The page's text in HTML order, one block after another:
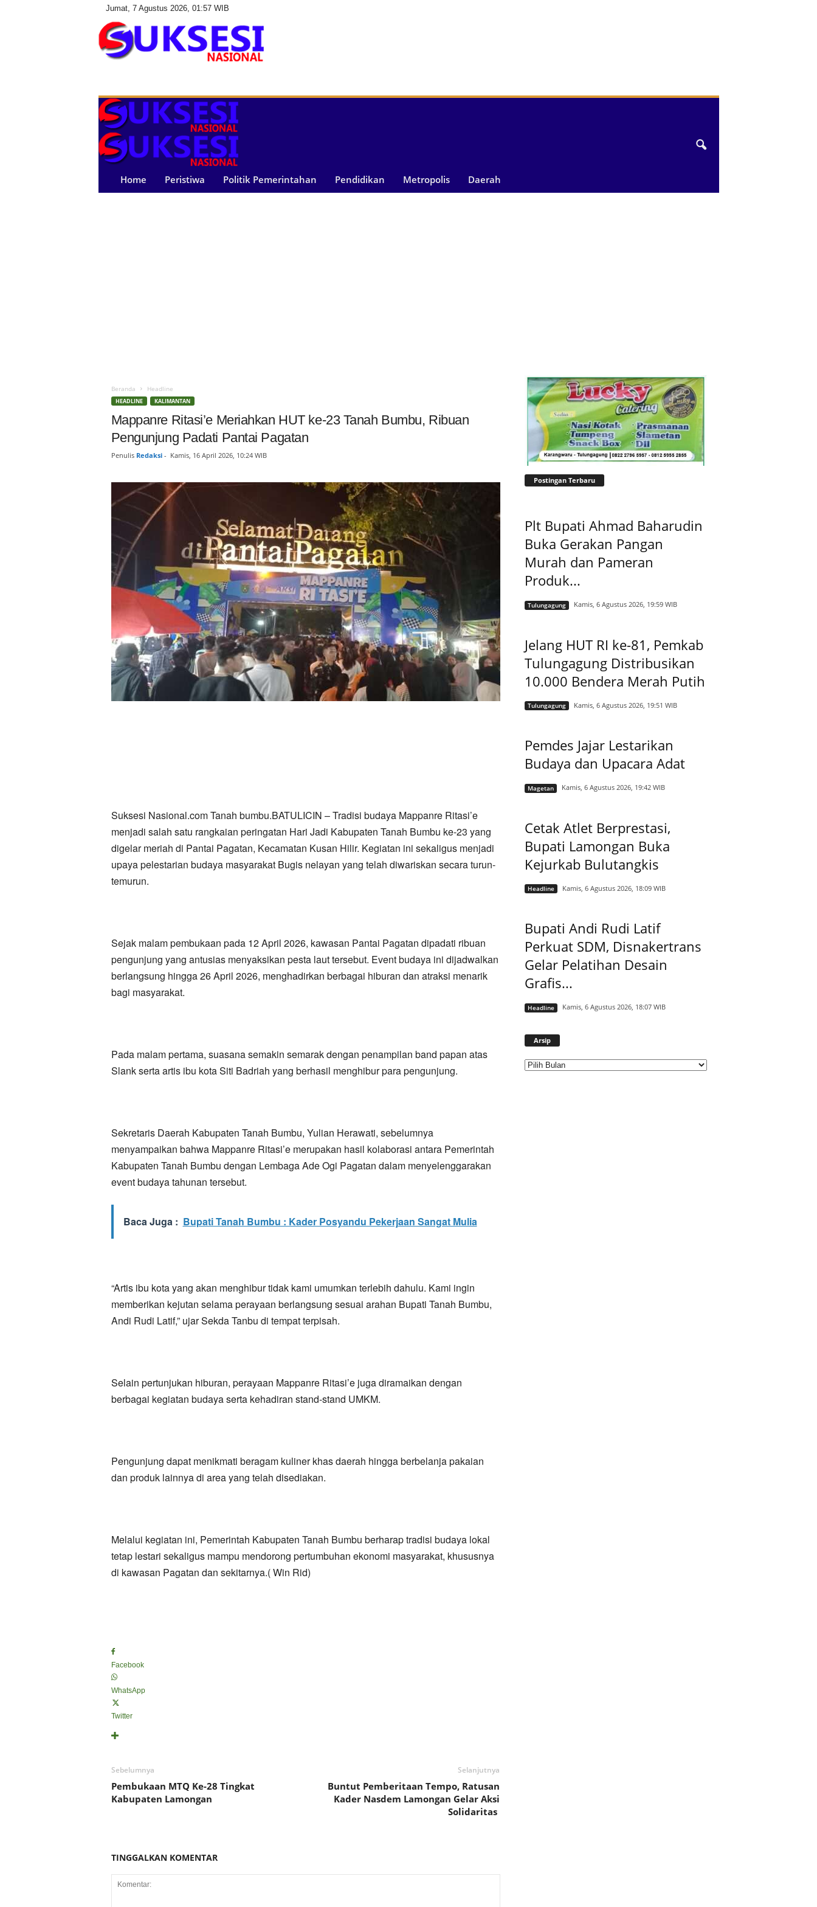
Jumat, 7 Agustus 2026, 01:57 WIB
s
e
i
N
i
Home Peristiwa Politik Pemerintahan Pendidikan Metropolis Daerah
Beranda Headline
HEADLINE KALIMANTAN
Mappanre Ritasi’e Meriahkan HUT ke-23 Tanah Bumbu, Ribuan
Pengunjung Padati Pantai Pagatan
Penulis Redaksi- Kamis, 16 April 2026, 10:24 WIB
Suksesi Nasional.com Tanah bumbu.BATULICIN – Tradisi budaya Mappanre Ritasi’e
menjadi salah satu rangkaian peringatan Hari Jadi Kabupaten Tanah Bumbu ke-23 yang
digelar meriah di Pantai Pagatan, Kecamatan Kusan Hilir. Kegiatan ini sekaligus menjadi
upaya pelestarian budaya masyarakat Bugis nelayan yang telah diwariskan secara turun-
temurun.
Sejak malam pembukaan pada 12 April 2026, kawasan Pantai Pagatan dipadati ribuan
pengunjung yang antusias menyaksikan pesta laut tersebut. Event budaya ini dijadwalkan
berlangsung hingga 26 April 2026, menghadirkan berbagai hiburan dan atraksi menarik
bagi masyarakat.
Pada malam pertama, suasana semakin semarak dengan penampilan band papan atas
Slank serta artis ibu kota Siti Badriah yang berhasil menghibur para pengunjung.
Sekretaris Daerah Kabupaten Tanah Bumbu, Yulian Herawati, sebelumnya
menyampaikan bahwa Mappanre Ritasi’e merupakan hasil kolaborasi antara Pemerintah
Kabupaten Tanah Bumbu dengan Lembaga Ade Ogi Pagatan dalam menyelenggarakan
event budaya tahunan tersebut.
Baca Juga : Bupati Tanah Bumbu : Kader Posyandu Pekerjaan Sangat Mulia
“Artis ibu kota yang akan menghibur tidak kami umumkan terlebih dahulu. Kami ingin
memberikan kejutan selama perayaan berlangsung sesuai arahan Bupati Tanah Bumbu,
Andi Rudi Latif,” ujar Sekda Tanbu di tempat terpisah.
Selain pertunjukan hiburan, perayaan Mappanre Ritasi’e juga diramaikan dengan
berbagai kegiatan budaya serta kehadiran stand-stand UMKM.
Pengunjung dapat menikmati beragam kuliner khas daerah hingga berbelanja pakaian
dan produk lainnya di area yang telah disediakan.
Melalui kegiatan ini, Pemerintah Kabupaten Tanah Bumbu berharap tradisi budaya lokal
tetap lestari sekaligus mampu mendorong pertumbuhan ekonomi masyarakat, khususnya
di kawasan Pagatan dan sekitarnya.( Win Rid)
Facebook
WhatsApp
Twitter
Sebelumnya
Pembukaan MTQ Ke-28 Tingkat
Kabupaten Lamongan
Selanjutnya
Buntut Pemberitaan Tempo, Ratusan
Kader Nasdem Lamongan Gelar Aksi
Solidaritas
TINGGALKAN KOMENTAR
Postingan Terbaru
Plt Bupati Ahmad Baharudin
Buka Gerakan Pangan
Murah dan Pameran
Produk...
Tulungagung Kamis, 6 Agustus 2026, 19:59 WIB
Jelang HUT RI ke-81, Pemkab
Tulungagung Distribusikan
10.000 Bendera Merah Putih
Tulungagung Kamis, 6 Agustus 2026, 19:51 WIB
Pemdes Jajar Lestarikan
Budaya dan Upacara Adat
Magetan Kamis, 6 Agustus 2026, 19:42 WIB
Cetak Atlet Berprestasi,
Bupati Lamongan Buka
Kejurkab Bulutangkis
Headline Kamis, 6 Agustus 2026, 18:09 WIB
Bupati Andi Rudi Latif
Perkuat SDM, Disnakertrans
Gelar Pelatihan Desain
Grafis...
Headline Kamis, 6 Agustus 2026, 18:07 WIB
Arsip